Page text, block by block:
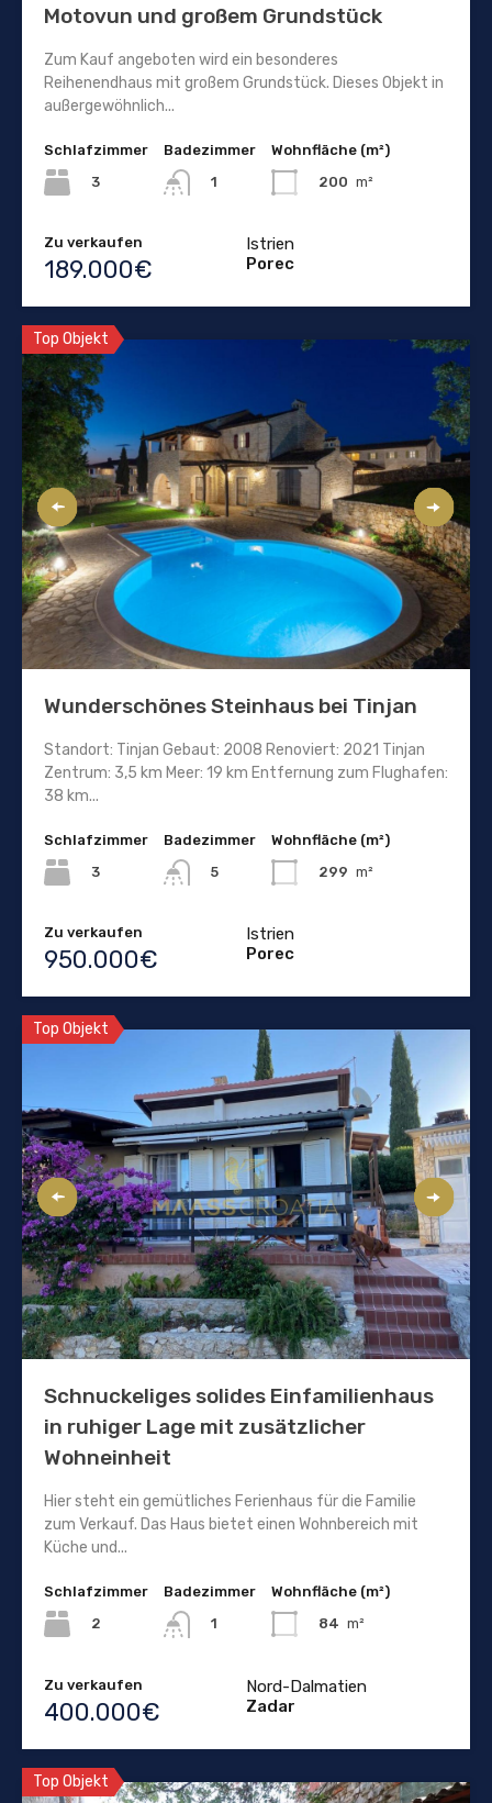
Motovun und großem Grundstück
Zum Kauf angeboten wird ein besonderes
Reihenendhaus mit großem Grundstück. Dieses Objekt in
außergewöhnlich...
Schlafzimmer
3
Badezimmer
1
Wohnfläche (m²)
200 m²
Zu verkaufen
189.000€
Istrien
Porec
Top Objekt
Wunderschönes Steinhaus bei Tinjan
Standort: Tinjan Gebaut: 2008 Renoviert: 2021 Tinjan
Zentrum: 3,5 km Meer: 19 km Entfernung zum Flughafen:
38 km...
Schlafzimmer
3
Badezimmer
5
Wohnfläche (m²)
299 m²
Zu verkaufen
950.000€
Istrien
Porec
Top Objekt
Schnuckeliges solides Einfamilienhaus
in ruhiger Lage mit zusätzlicher
Wohneinheit
Hier steht ein gemütliches Ferienhaus für die Familie
zum Verkauf. Das Haus bietet einen Wohnbereich mit
Küche und...
Schlafzimmer
2
Badezimmer
1
Wohnfläche (m²)
84 m²
Zu verkaufen
400.000€
Nord-Dalmatien
Zadar
Top Objekt